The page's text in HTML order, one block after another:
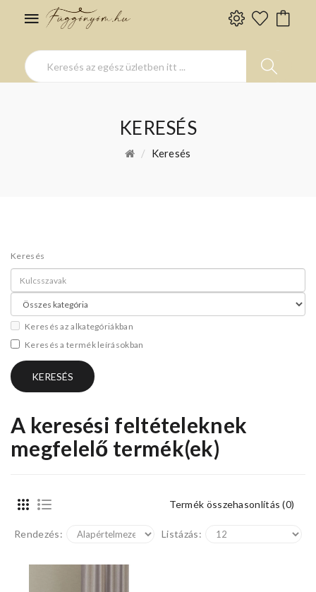
KERESÉS
Keresés
Keresés
Keresés az alkategóriákban
Keresés a termék leírásokban
A keresési feltételeknek
megfelelő termék(ek)
Termék összehasonlítás (0)
Rendezés: Listázás: